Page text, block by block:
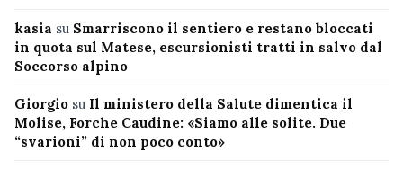
kasia su Smarriscono il sentiero e restano bloccati
in quota sul Matese, escursionisti tratti in salvo dal
Soccorso alpino
Giorgio su Il ministero della Salute dimentica il
Molise, Forche Caudine: «Siamo alle solite. Due
“svarioni” di non poco conto»